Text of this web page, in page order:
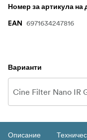
Номер за артикула на
EAN 6971634247816
Варианти
Описание